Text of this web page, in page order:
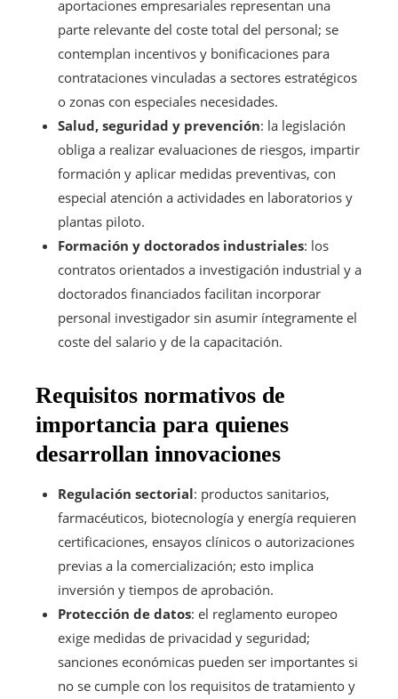
aportaciones empresariales representan una
parte relevante del coste total del personal; se
contemplan incentivos y bonificaciones para
contrataciones vinculadas a sectores estratégicos
o zonas con especiales necesidades.
Salud, seguridad y prevención: la legislación
obliga a realizar evaluaciones de riesgos, impartir
formación y aplicar medidas preventivas, con
especial atención a actividades en laboratorios y
plantas piloto.
Formación y doctorados industriales: los
contratos orientados a investigación industrial y a
doctorados financiados facilitan incorporar
personal investigador sin asumir íntegramente el
coste del salario y de la capacitación.
Requisitos normativos de
importancia para quienes
desarrollan innovaciones
Regulación sectorial: productos sanitarios,
farmacéuticos, biotecnología y energía requieren
certificaciones, ensayos clínicos o autorizaciones
previas a la comercialización; esto implica
inversión y tiempos de aprobación.
Protección de datos: el reglamento europeo
exige medidas de privacidad y seguridad;
sanciones económicas pueden ser importantes si
no se cumple con los requisitos de tratamiento y